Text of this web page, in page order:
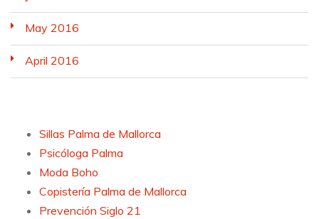
May 2016
April 2016
Sillas Palma de Mallorca
Psicóloga Palma
Moda Boho
Copistería Palma de Mallorca
Prevención Siglo 21